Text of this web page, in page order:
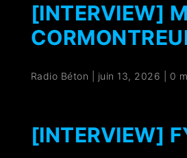
[INTERVIEW]
Radio Béton juin 13, 2026 0
[INTERVIEW]